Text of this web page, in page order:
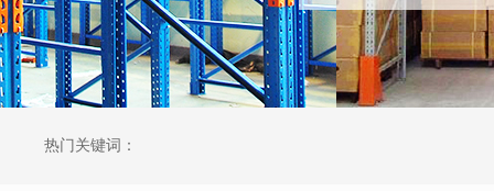
热门关键词：